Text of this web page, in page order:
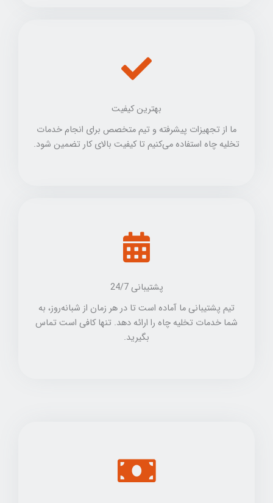
بهترین کیفیت
ما از تجهیزات پیشرفته و تیم متخصص برای انجام خدمات
تخلیه چاه استفاده می‌کنیم تا کیفیت بالای کار تضمین شود.
پشتیبانی 24/7
تیم پشتیبانی ما آماده است تا در هر زمان از شبانه‌روز، به
شما خدمات تخلیه چاه را ارائه دهد. تنها کافی است تماس
بگیرید.